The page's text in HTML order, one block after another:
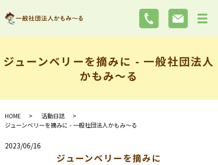
ジューンベリーを摘みに - 一般社団法人
かもみ～る
HOME
活動日誌
ジューンベリーを摘みに - 一般社団法人かもみ～る
2023/06/16
ジューンベリーを摘みに